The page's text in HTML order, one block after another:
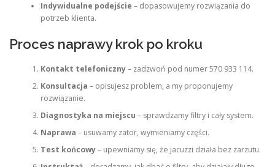
Indywidualne podejście – dopasowujemy rozwiązania do
potrzeb klienta.
Proces naprawy krok po kroku
Kontakt telefoniczny– zadzwoń pod numer 570 933 114.
Konsultacja – opisujesz problem, a my proponujemy
rozwiązanie.
Diagnostyka na miejscu – sprawdzamy filtry i cały system.
Naprawa – usuwamy zator, wymieniamy części.
Test końcowy– upewniamy się, że jacuzzi działa bez zarzutu.